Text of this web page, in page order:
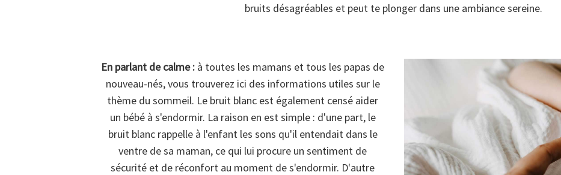
bruits désagréables et peut te plonger dans une ambiance sereine.
En parlant de calme : à toutes les mamans et tous les papas de
nouveau-nés, vous trouverez ici des informations utiles sur le
thème du sommeil. Le bruit blanc est également censé aider
un bébé à s'endormir. La raison en est simple : d'une part, le
bruit blanc rappelle à l'enfant les sons qu'il entendait dans le
ventre de sa maman, ce qui lui procure un sentiment de
sécurité et de réconfort au moment de s'endormir. D'autre